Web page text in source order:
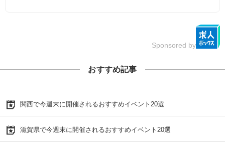
Sponsored by
おすすめ記事
関西で今週末に開催されるおすすめイベント20選
滋賀県で今週末に開催されるおすすめイベント20選